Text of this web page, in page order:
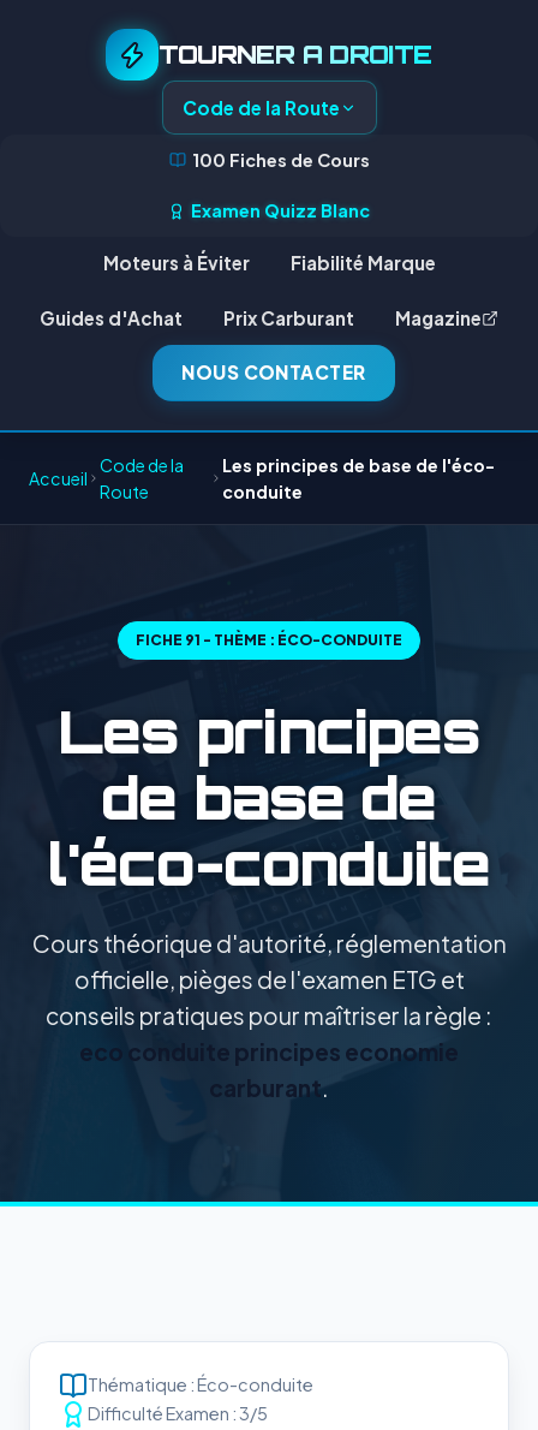
TOURNER A DROITE
Code de la Route
100 Fiches de Cours
Examen Quizz Blanc
Moteurs à Éviter Fiabilité Marque
Guides d'Achat Prix Carburant Magazine
NOUS CONTACTER
Accueil
Code de la
Route
Les principes de base de l'éco-
conduite
FICHE 91 - THÈME : ÉCO-CONDUITE
Les principes
de base de
l'éco-conduite
Cours théorique d'autorité, réglementation
officielle, pièges de l'examen ETG et
conseils pratiques pour maîtriser la règle :
eco conduite principes economie
carburant.
Thématique : Éco-conduite
Difficulté Examen : 3/5